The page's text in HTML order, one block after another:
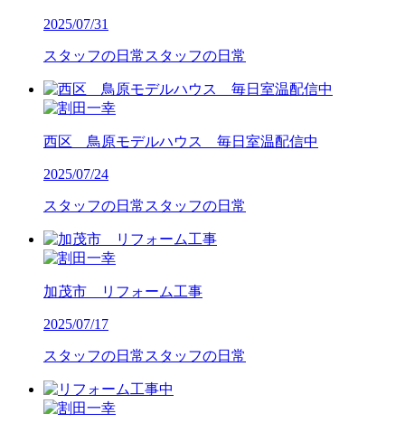
2025/07/31
スタッフの日常 スタッフの日常
西区 鳥原モデルハウス 毎日室温配信中
2025/07/24
スタッフの日常 スタッフの日常
加茂市 リフォーム工事
2025/07/17
スタッフの日常 スタッフの日常